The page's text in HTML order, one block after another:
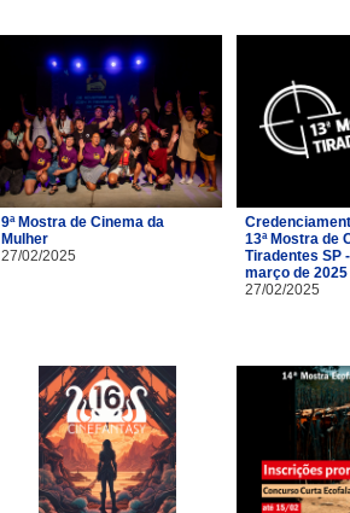
9ª Mostra de Cinema da
Mulher
27/02/2025
13ª Mostra de
Tiradentes SP
março de 2025
27/02/2025